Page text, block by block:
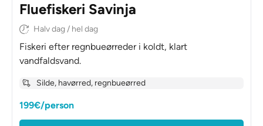
Fluefiskeri Savinja
Halv dag / hel dag
Fiskeri efter regnbueørreder i koldt, klart
vandfaldsvand.
Silde, havørred, regnbueørred
199€/person